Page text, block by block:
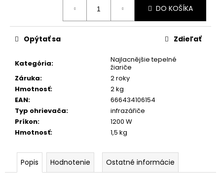
DO KOŠÍKA
Kategória:
Najlacnějšie tepelné
žiariče
Záruka:
2 roky
Hmotnosť:
2 kg
EAN:
666434106154
Typ ohrievača:
infrazářiče
Príkon:
1200 W
Hmotnosť: 1,5 kg
Opýtať sa Zdieľať
Popis Hodnotenie Ostatné informácie
/
NÁSTENNÉ
LED
14140609L
ČTVERCOVÉ
€24,90